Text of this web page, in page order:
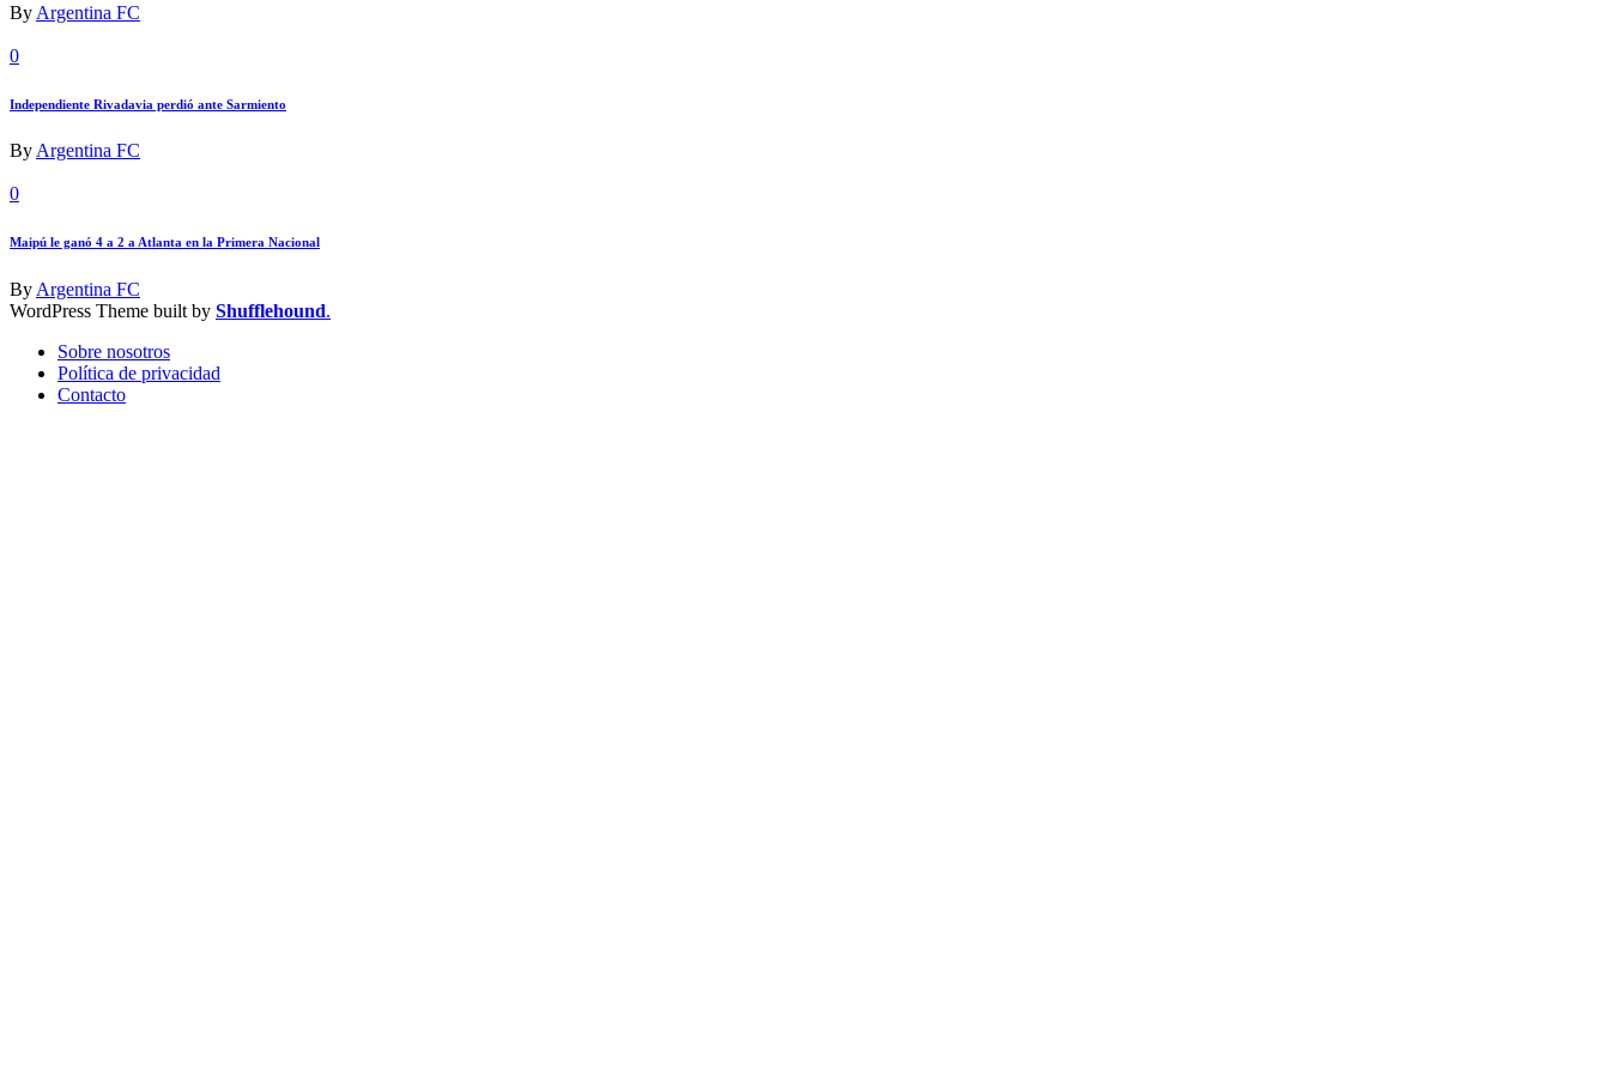
By Argentina FC
0
Independiente Rivadavia perdió ante Sarmiento
ByArgentina FC
0
Maipú le ganó 4 a 2 a Atlanta en la Primera Nacional
ByArgentina FC
WordPress Theme built by Shufflehound.
Sobre nosotros
Política de privacidad
Contacto